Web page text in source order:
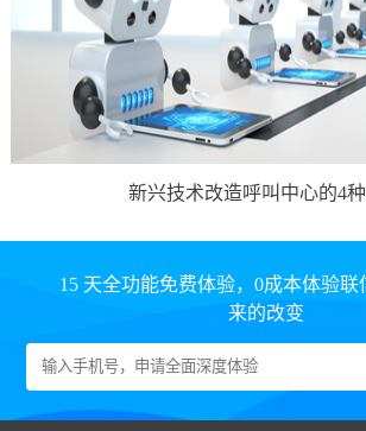
新兴技术改造呼叫中心的4
15 天全功能免费体验，0成本体验联
来的改变